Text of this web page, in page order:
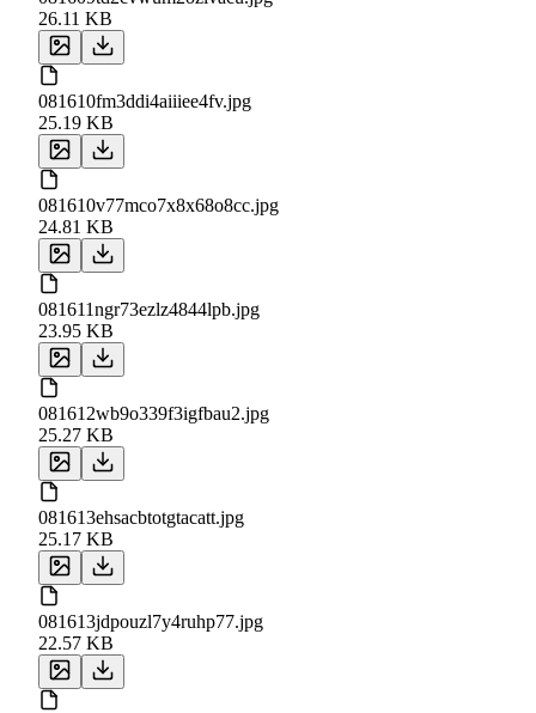
26.11 KB
081610fm3ddi4aiiiee4fv.jpg
25.19 KB
081610v77mco7x8x68o8cc.jpg
24.81 KB
081611ngr73ezlz4844lpb.jpg
23.95 KB
081612wb9o339f3igfbau2.jpg
25.27 KB
081613ehsacbtotgtacatt.jpg
25.17 KB
081613jdpouzl7y4ruhp77.jpg
22.57 KB